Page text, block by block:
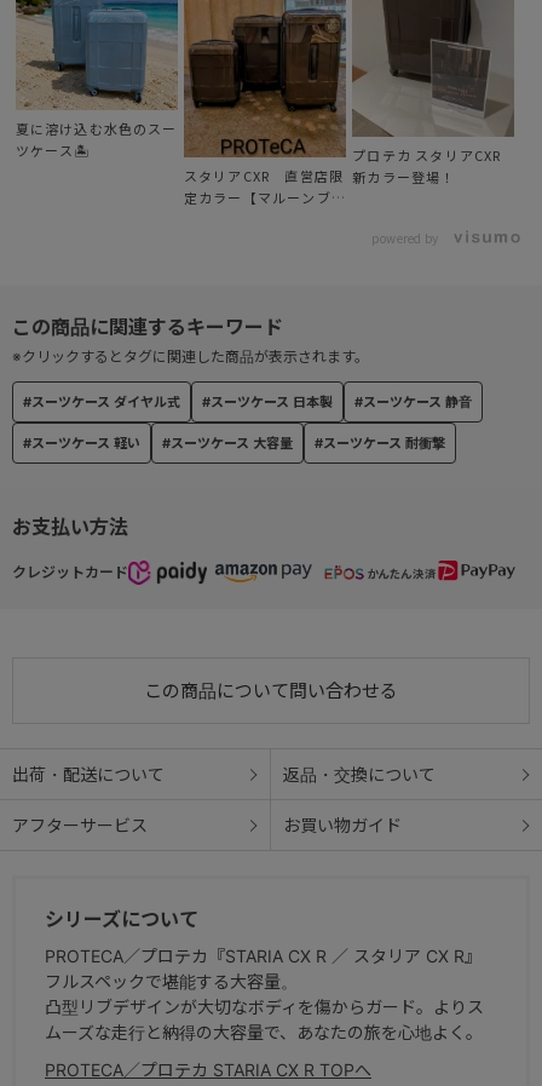
キャスターには体感音量を大幅に削減した「サイレントキャスター
®」に加え、なめらかな走行を実現したベアリング内蔵の「ベアロ
ンホイール®」を採用。
● マジックストップ
独自開発のストッパー機能『マジックストップ』を搭載。手元のス
イッチで簡単に操作でき、不意な走行を防ぐキャスターストッパー
カギの持ち歩きが不要な3ケタのダイヤル式TSロックを装備。施錠
したまま預け入れ可能。
● パーツ
本体色と同色のパーツを採用
ナナメ形状で握りやすいピックアップハンドル
お支払い方法
クレジットカード
この商品について問い合わせる
出荷・配送について 返品・交換について
アフターサービス お買い物ガイド
#スーツケース ダイヤル式 #スーツケース 日本製 #スーツケース 静音
#スーツケース 軽い #スーツケース 大容量 #スーツケース 耐衝撃
※クリックするとタグに関連した商品が表示されます。
夏に溶け込む水色のスー
ツケース🏝️
スタリアCXR 直営店限
定カラー【マルーンブラ
プロテカ スタリアCXR
新カラー登場！
powered by
シリーズについて
PROTECA／プロテカ『STARIA CX R ／ スタリア CX R』
フルスペックで堪能する大容量。
凸型リブデザインが大切なボディを傷からガード。よりス
ムーズな走行と納得の大容量で、あなたの旅を心地よく。
PROTECA／プロテカ STARIA CX R TOPへ